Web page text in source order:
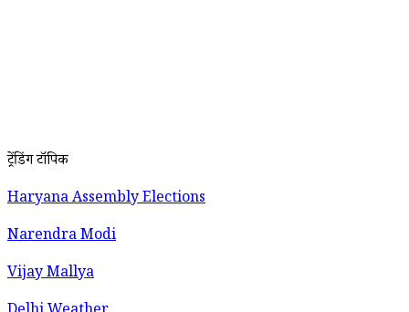
ट्रेंडिंग टॉपिक
Haryana Assembly Elections
Narendra Modi
Vijay Mallya